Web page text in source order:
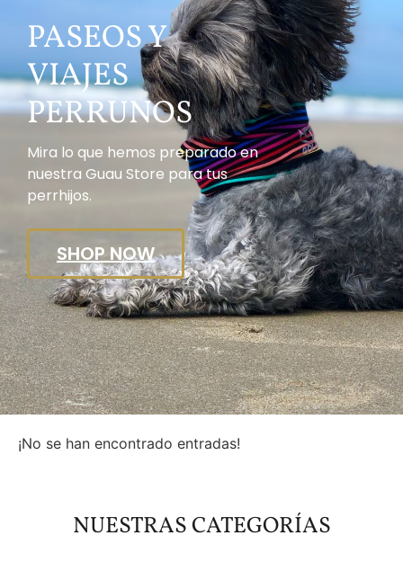
PASEOS Y
VIAJES
PERRUNOS
Mira lo que hemos preparado en
nuestra Guau Store para tus
perrhijos.
SHOP NOW
¡No se han encontrado entradas!
NUESTRAS CATEGORÍAS